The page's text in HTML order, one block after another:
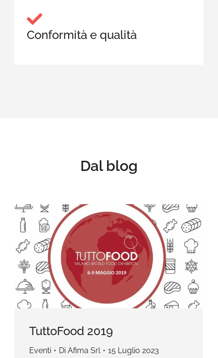
Conformità e qualità
Dal blog
TuttoFood 2019
Eventi Di Afima Srl
15 Luglio 2023